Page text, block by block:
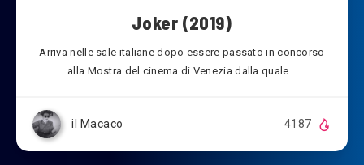
Joker (2019)
Arriva nelle sale italiane dopo essere passato in concorso
alla Mostra del cinema di Venezia dalla quale…
il Macaco 4187